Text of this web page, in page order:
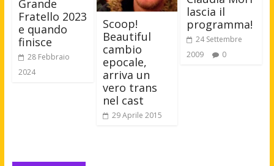
Grande
Fratello 2023
e quando
finisce
28 Febbraio
2024
Scoop!
Beautiful
cambio
epocale,
arriva un
vero trans
nel cast
29 Aprile 2015
lascia il
programma!
24 Settembre
2009
0